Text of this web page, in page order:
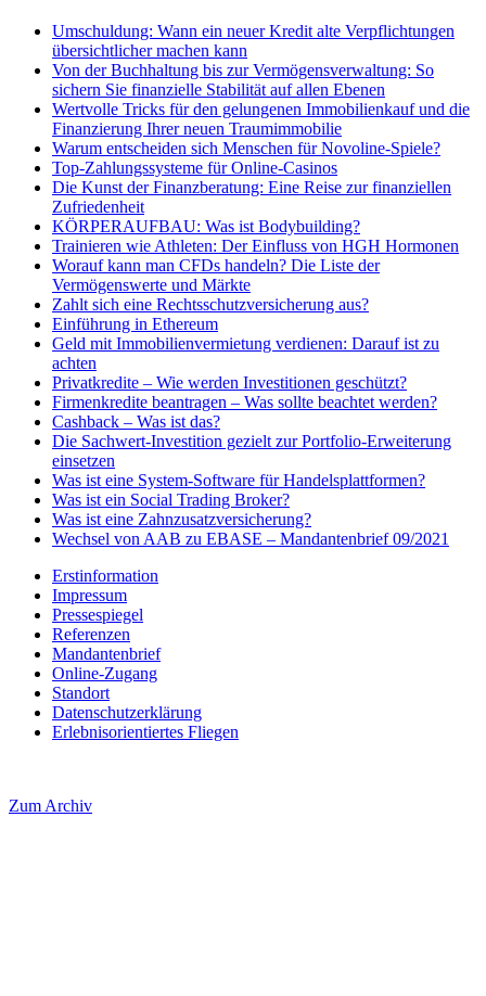
Umschuldung: Wann ein neuer Kredit alte Verpflichtungen
übersichtlicher machen kann
Von der Buchhaltung bis zur Vermögensverwaltung: So
sichern Sie finanzielle Stabilität auf allen Ebenen
Wertvolle Tricks für den gelungenen Immobilienkauf und die
Finanzierung Ihrer neuen Traumimmobilie
Warum entscheiden sich Menschen für Novoline-Spiele?
Top-Zahlungssysteme für Online-Casinos
Die Kunst der Finanzberatung: Eine Reise zur finanziellen
Zufriedenheit
KÖRPERAUFBAU: Was ist Bodybuilding?
Trainieren wie Athleten: Der Einfluss von HGH Hormonen
Worauf kann man CFDs handeln? Die Liste der
Vermögenswerte und Märkte
Zahlt sich eine Rechtsschutzversicherung aus?
Einführung in Ethereum
Geld mit Immobilienvermietung verdienen: Darauf ist zu
achten
Privatkredite – Wie werden Investitionen geschützt?
Firmenkredite beantragen – Was sollte beachtet werden?
Cashback – Was ist das?
Die Sachwert-Investition gezielt zur Portfolio-Erweiterung
einsetzen
Was ist eine System-Software für Handelsplattformen?
Was ist ein Social Trading Broker?
Was ist eine Zahnzusatzversicherung?
Wechsel von AAB zu EBASE – Mandantenbrief 09/2021
Erstinformation
Impressum
Pressespiegel
Referenzen
Mandantenbrief
Online-Zugang
Standort
Datenschutzerklärung
Erlebnisorientiertes Fliegen
Zum Archiv